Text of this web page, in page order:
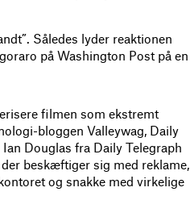
Således lyder reaktionen
på Washington Post på en
filmen som ekstremt
bloggen Valleywag, Daily
Douglas fra Daily Telegraph
beskæftiger sig med reklame,
og snakke med virkelige